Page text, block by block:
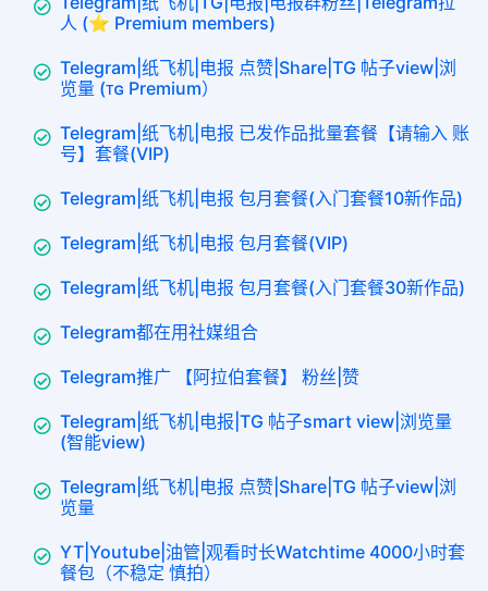
人 (⭐ Premium members)
Telegram|纸飞机|电报 点赞|Share|TG 帖子view|浏
览量 (ᴛɢ Premium）
Telegram|纸飞机|电报 已发作品批量套餐【请输入 账
号】套餐(VIP)
Telegram|纸飞机|电报 包月套餐(入门套餐10新作品)
Telegram|纸飞机|电报 包月套餐(VIP)
Telegram|纸飞机|电报 包月套餐(入门套餐30新作品)
Telegram都在用社媒组合
Telegram推广 【阿拉伯套餐】 粉丝|赞
Telegram|纸飞机|电报|TG 帖子smart view|浏览量
(智能view)
Telegram|纸飞机|电报 点赞|Share|TG 帖子view|浏
览量
YT|Youtube|油管|观看时长Watchtime 4000小时套
餐包（不稳定 慎拍）